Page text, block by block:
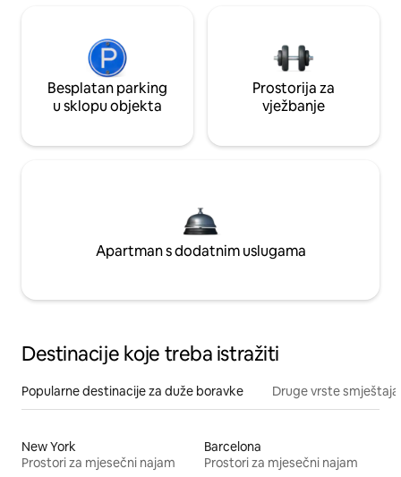
Besplatan parking
u sklopu objekta
Prostorija za
vježbanje
Apartman s dodatnim uslugama
Destinacije koje treba istražiti
Popularne destinacije za duže boravke Druge vrste smještaja
New York
Prostori za mjesečni najam
Barcelona
Prostori za mjesečni najam